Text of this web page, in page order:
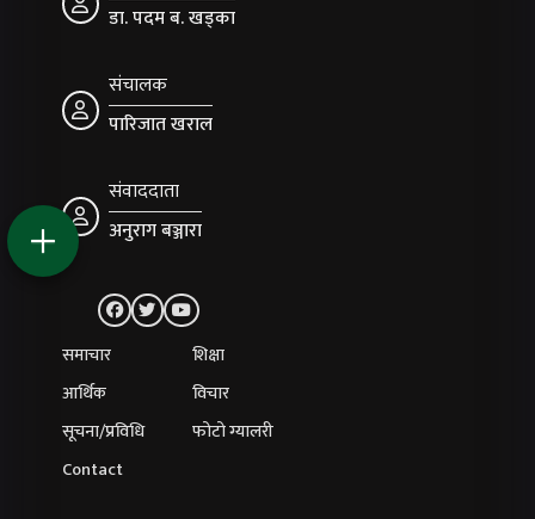
डा. पदम ब. खड्का
संचालक
पारिजात खराल
संवाददाता
अनुराग बञ्जारा
समाचार
शिक्षा
आर्थिक
विचार
सूचना/प्रविधि
फोटो ग्यालरी
Contact